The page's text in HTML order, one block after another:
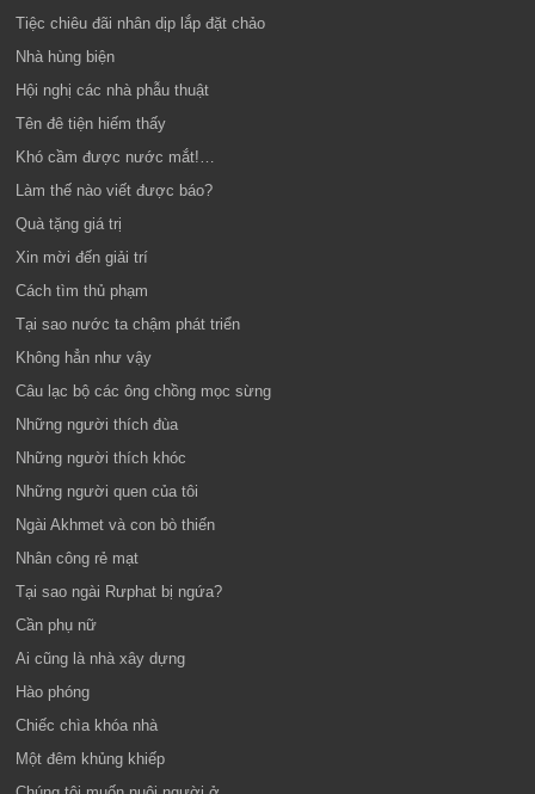
Tiệc chiêu đãi nhân dịp lắp đặt chảo
Nhà hùng biện
Hội nghị các nhà phẫu thuật
Tên đê tiện hiếm thấy
Khó cầm được nước mắt!…
Làm thế nào viết được báo?
Quà tặng giá trị
Xin mời đến giải trí
Cách tìm thủ phạm
Tại sao nước ta chậm phát triển
Không hẳn như vậy
Câu lạc bộ các ông chồng mọc sừng
Những người thích đùa
Những người thích khóc
Những người quen của tôi
Ngài Akhmet và con bò thiến
Nhân công rẻ mạt
Tại sao ngài Rưphat bị ngứa?
Cần phụ nữ
Ai cũng là nhà xây dựng
Hào phóng
Chiếc chìa khóa nhà
Một đêm khủng khiếp